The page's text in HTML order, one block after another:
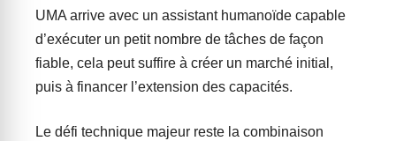
UMA arrive avec un assistant humanoïde capable
d’exécuter un petit nombre de tâches de façon
fiable, cela peut suffire à créer un marché initial,
puis à financer l’extension des capacités.
Le défi technique majeur reste la combinaison